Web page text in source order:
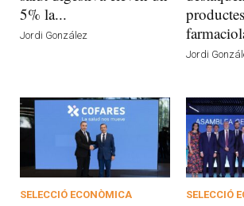
5% la...
Jordi González
Jordi
SELECCIÓ ECONÒMICA SELECCIÓ